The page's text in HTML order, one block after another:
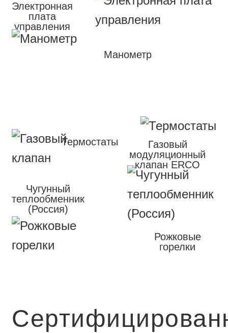
Электронная
плата
управления
Манометр
Термостаты
Газовый
модуляционный
клапан ERCO
Чугунный
теплообменник
(Россия)
Рожковые
горелки